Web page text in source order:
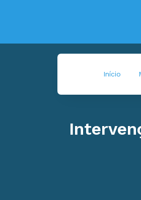
Início